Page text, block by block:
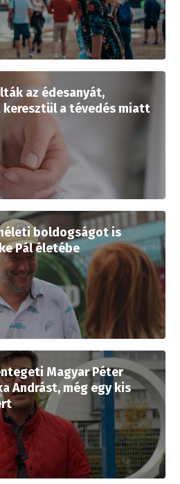
az édesanyát,
keresztül a tévedés miatt
boldogságot is
Pál életébe
Magyar Péter
Andrást, még egy kis